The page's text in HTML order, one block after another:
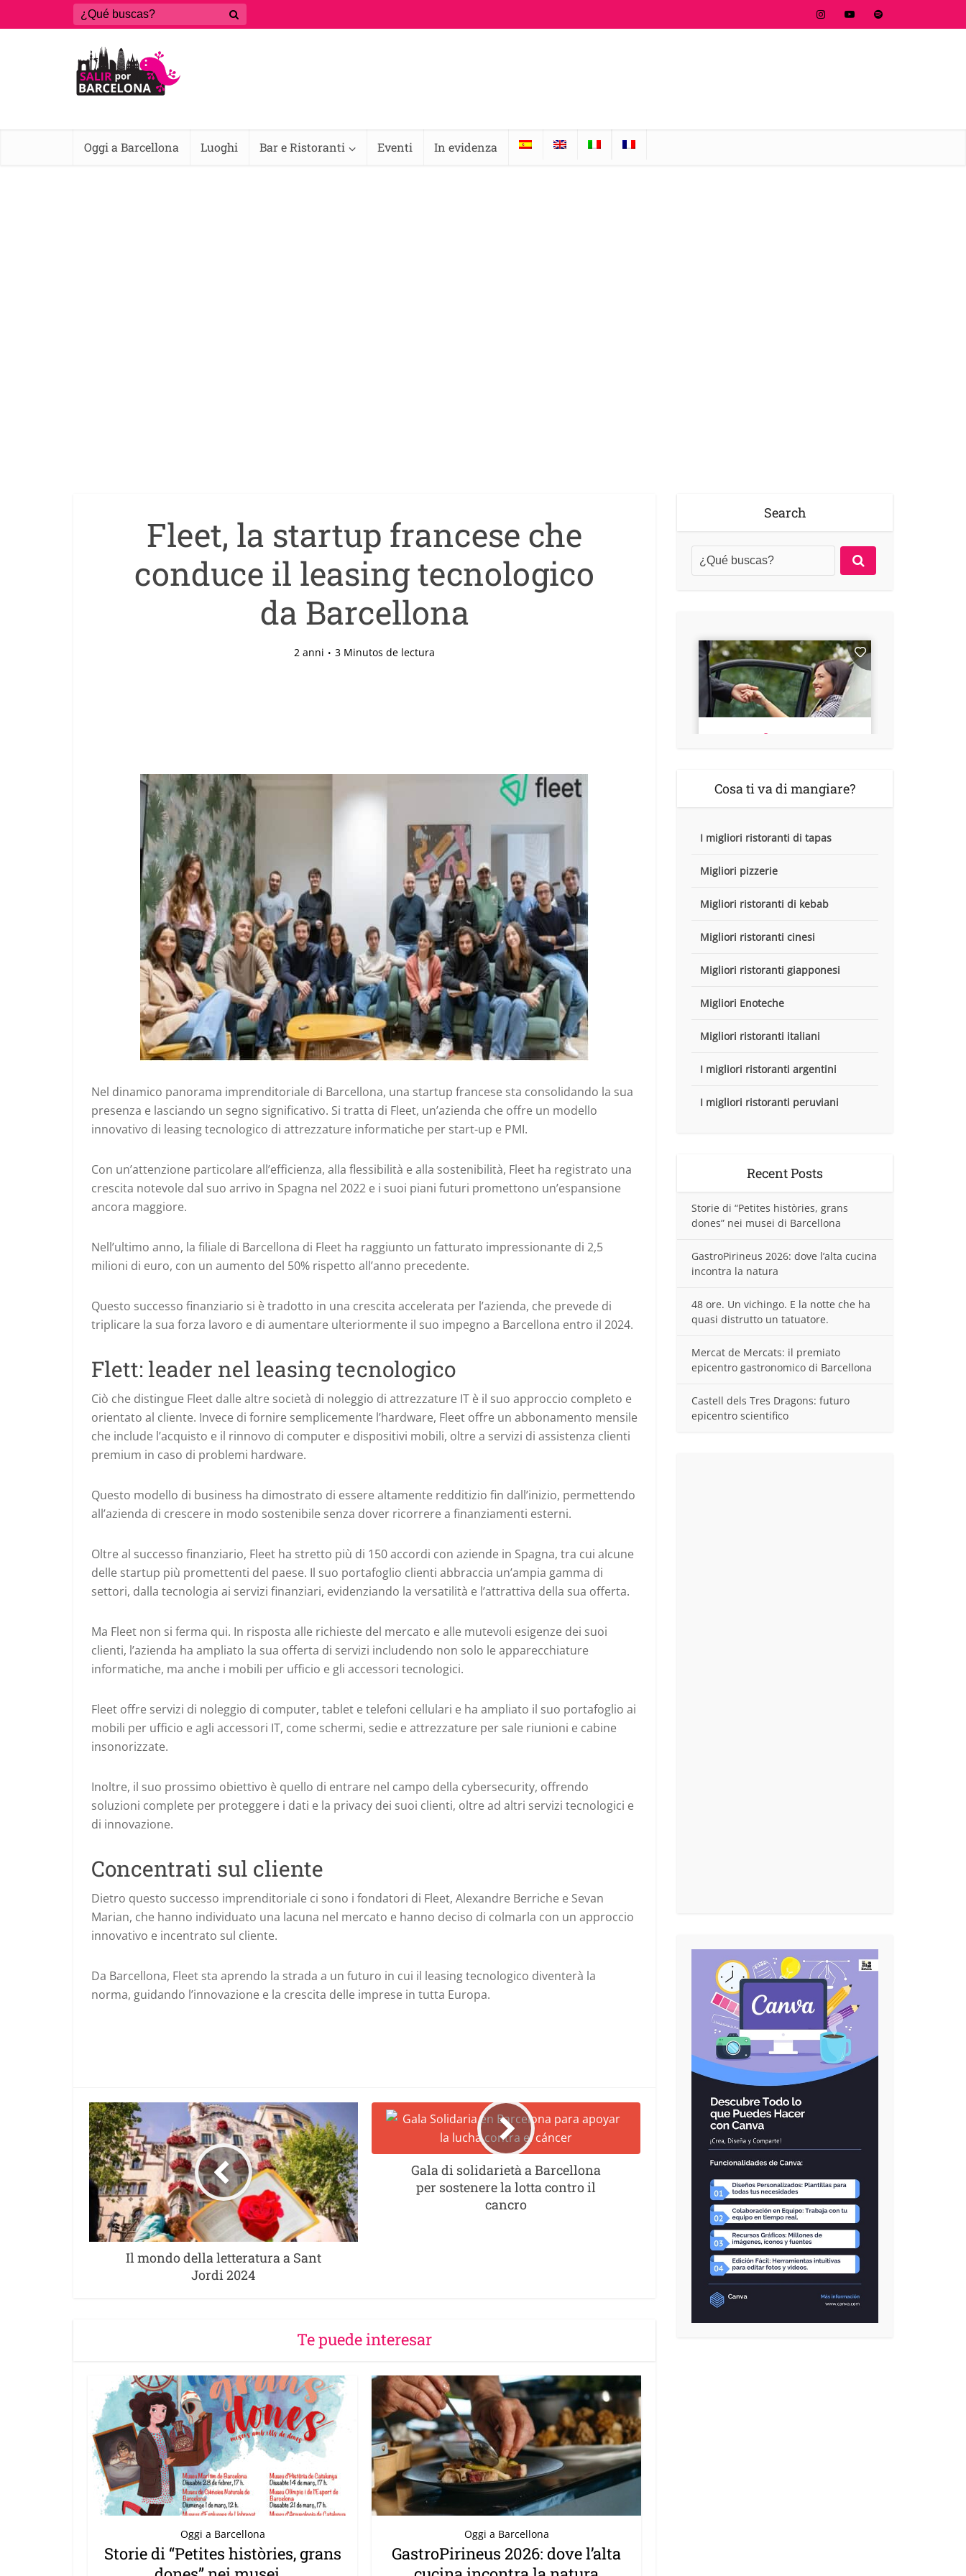
Oggi a Barcellona Luoghi Bar e Ristoranti Eventi In evidenza
Fleet, la startup francese che
conduce il leasing tecnologico
da Barcellona
2 anni 3 Minutos de lectura
Nel dinamico panorama imprenditoriale di Barcellona, una startup francese sta consolidando la sua
presenza e lasciando un segno significativo. Si tratta di Fleet, un’azienda che offre un modello
innovativo di leasing tecnologico di attrezzature informatiche per start-up e PMI.
Con un’attenzione particolare all’efficienza, alla flessibilità e alla sostenibilità, Fleet ha registrato una
crescita notevole dal suo arrivo in Spagna nel 2022 e i suoi piani futuri promettono un’espansione
ancora maggiore.
Nell’ultimo anno, la filiale di Barcellona di Fleet ha raggiunto un fatturato impressionante di 2,5
milioni di euro, con un aumento del 50% rispetto all’anno precedente.
Questo successo finanziario si è tradotto in una crescita accelerata per l’azienda, che prevede di
triplicare la sua forza lavoro e di aumentare ulteriormente il suo impegno a Barcellona entro il 2024.
Flett: leader nel leasing tecnologico
Ciò che distingue Fleet dalle altre società di noleggio di attrezzature IT è il suo approccio completo e
orientato al cliente. Invece di fornire semplicemente l’hardware, Fleet offre un abbonamento mensile
che include l’acquisto e il rinnovo di computer e dispositivi mobili, oltre a servizi di assistenza clienti
premium in caso di problemi hardware.
Questo modello di business ha dimostrato di essere altamente redditizio fin dall’inizio, permettendo
all’azienda di crescere in modo sostenibile senza dover ricorrere a finanziamenti esterni.
Oltre al successo finanziario, Fleet ha stretto più di 150 accordi con aziende in Spagna, tra cui alcune
delle startup più promettenti del paese. Il suo portafoglio clienti abbraccia un’ampia gamma di
settori, dalla tecnologia ai servizi finanziari, evidenziando la versatilità e l’attrattiva della sua offerta.
Ma Fleet non si ferma qui. In risposta alle richieste del mercato e alle mutevoli esigenze dei suoi
clienti, l’azienda ha ampliato la sua offerta di servizi includendo non solo le apparecchiature
informatiche, ma anche i mobili per ufficio e gli accessori tecnologici.
Fleet offre servizi di noleggio di computer, tablet e telefoni cellulari e ha ampliato il suo portafoglio ai
mobili per ufficio e agli accessori IT, come schermi, sedie e attrezzature per sale riunioni e cabine
insonorizzate.
Inoltre, il suo prossimo obiettivo è quello di entrare nel campo della cybersecurity, offrendo
soluzioni complete per proteggere i dati e la privacy dei suoi clienti, oltre ad altri servizi tecnologici e
di innovazione.
Concentrati sul cliente
Dietro questo successo imprenditoriale ci sono i fondatori di Fleet, Alexandre Berriche e Sevan
Marian, che hanno individuato una lacuna nel mercato e hanno deciso di colmarla con un approccio
innovativo e incentrato sul cliente.
Da Barcellona, Fleet sta aprendo la strada a un futuro in cui il leasing tecnologico diventerà la
norma, guidando l’innovazione e la crescita delle imprese in tutta Europa.
Il mondo della letteratura a Sant
Jordi 2024
Gala di solidarietà a Barcellona
per sostenere la lotta contro il
cancro
Te puede interesar
Oggi a Barcellona
Storie di “Petites històries, grans
Oggi a Barcellona
GastroPirineus 2026: dove l’alta
Search
Cosa ti va di mangiare?
I migliori ristoranti di tapas
Migliori pizzerie
Migliori ristoranti di kebab
Migliori ristoranti cinesi
Migliori ristoranti giapponesi
Migliori Enoteche
Migliori ristoranti italiani
I migliori ristoranti argentini
I migliori ristoranti peruviani
Recent Posts
Storie di “Petites històries, grans
dones” nei musei di Barcellona
GastroPirineus 2026: dove l’alta cucina
incontra la natura
48 ore. Un vichingo. E la notte che ha
quasi distrutto un tatuatore.
Mercat de Mercats: il premiato
epicentro gastronomico di Barcellona
Castell dels Tres Dragons: futuro
epicentro scientifico